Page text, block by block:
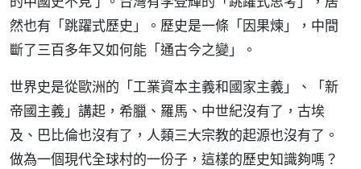
然也有「跳躍式歷史」。歷史是一條「因果煉」，中間
斷了三百多年又如何能「通古今之變」。
世界史是從歐洲的「工業資本主義和國家主義」、「新
帝國主義」講起，希臘、羅馬、中世紀沒有了，古埃
及、巴比倫也沒有了，人類三大宗教的起源也沒有了。
做為一個現代全球村的一份子，這樣的歷史知識夠嗎？